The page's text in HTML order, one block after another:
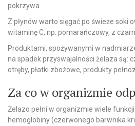
pokrzywa.
Z płynów warto sięgać po świeże soki
witaminę C, np. pomarańczowy, z
Produktami, spożywanymi w
na spadek przyswajalności żelaza są:
otręby, płatki zbożowe, produkty
Za co w organizmie
Żelazo pełni w organizmie wiele
hemoglobiny (czerwonego barwnika